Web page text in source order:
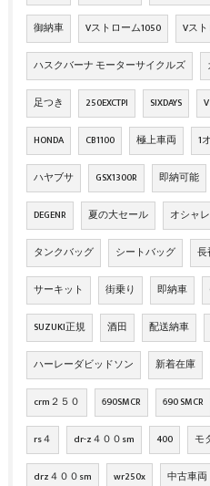
御納車 Vストローム1050 Vス
ハスクバーナ モーターサイクルズ
足つき 250EXCTPI SIXDAYS
HONDA CB1100 極上車両 1
ハヤブサ GSX1300R 即納可能
DEGENR 夏の大セール オシャ
タンクバッグ シートバッグ 長
サーキット 街乗り 即納車
SUZUKI正規 酒田 配送納車
ハーレーダビッドソン 新着在庫
crm２５０ 690SMCR 690 SMCR
rs４ dr-z４００sm 400 モ
drz４００sm wr250x 中古車両